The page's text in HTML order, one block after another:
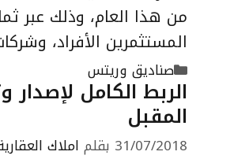
من هذا العام، وذلك عبر
المستثمرين الأفراد، وشركات
التصنيفات
صناديق وريتس
الربط الكامل
المقبل
31/07/2018 بقلم املاك